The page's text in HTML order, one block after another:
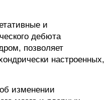
и
дебюта
позволяет
настроенных,
изменении